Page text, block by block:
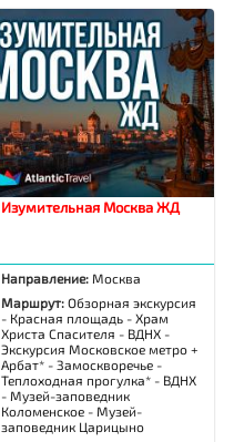
Изумительная Москва ЖД
Направление: Москва
Маршрут:Обзорная экскурсия
- Красная площадь - Храм
Христа Спасителя - ВДНХ -
Экскурсия Московское метро +
Арбат* - Замоскворечье -
Теплоходная прогулка* - ВДНХ
- Музей-заповедник
Коломенское - Музей-
заповедник Царицыно